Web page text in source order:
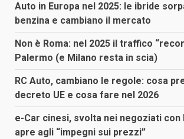
Auto in Europa nel 2025: le ibride
benzina e cambiano il mercato
Non è Roma: nel 2025 il traffico
Palermo (e Milano resta in scia)
RC Auto, cambiano le regole: cosa
decreto UE e cosa fare nel 2026
e-Car cinesi, svolta nei negoziati con
apre agli “impegni sui prezzi”